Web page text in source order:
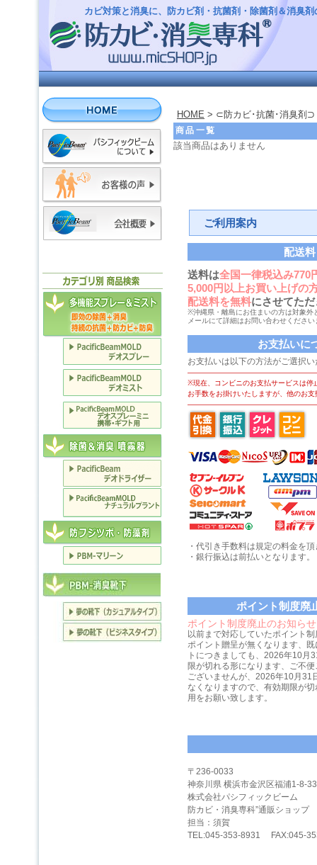
カビ対策と消臭に、防カビ剤・抗菌剤・除菌剤＆消臭
HOME > ⊂防カビ･抗菌･消臭剤⊃
商品一覧
該当商品はありません
ご利用案内
配送料
送料は全国一律税込み770
5,000円以上お買い上げの
配送料を無料にさせてた
※沖縄県・離島にお住まいの方は対象外
メールにて詳細はお問い合わせください
お支払いに
お支払いは以下の方法がご選択
※現在、コンビニのお支払サービスは停
お手数をお掛けいたしますが、他のお
・代引き手数料は規定の料金を
・銀行振込は前払いとなります。
ポイント制度廃
ポイント制度廃止のお知らせ
以前まで対応していたポイント
ポイント贈呈が無くなります、
トにつきましても、2026年10月
限が切れる形になります、ご不
ございませんが、2026年10月31
なくなりますので、有効期限が
用をお願い致します。
〒236-0033
神奈川県 横浜市金沢区福浦1-8-33
株式会社パシフィックビーム
防カビ・消臭専科”通販ショップ
担当：須賀
TEL:045-353-8931 FAX:045-